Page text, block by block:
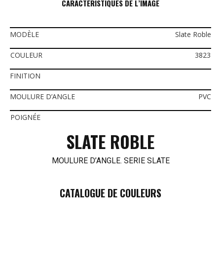
CARACTÉRISTIQUES DE L’IMAGE
MODÈLE Slate Roble
COULEUR 3823
FINITION
MOULURE D’ANGLE PVC
POIGNÉE
SLATE ROBLE
MOULURE D’ANGLE. SERIE SLATE
CATALOGUE DE COULEURS